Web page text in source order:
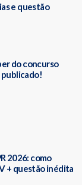
e questão
do concurso
2026: como
+ questão inédita